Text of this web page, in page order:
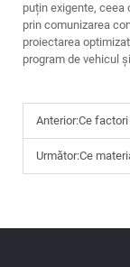
puțin exigente,
prin comunizarea
proiectarea
program de vehicul
Anterior:Ce factori
Următor:Ce materiale